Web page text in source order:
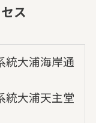
ス
統大浦海岸通
統大浦天主堂